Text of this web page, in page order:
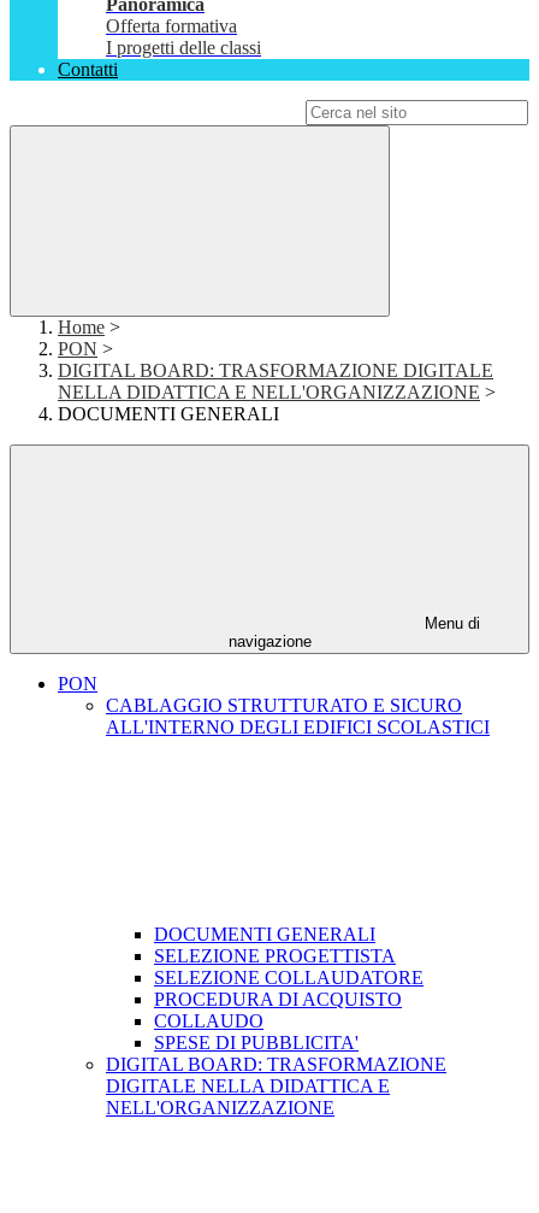
Panoramica
Offerta formativa
I progetti delle classi
Contatti
Home >
PON >
DIGITAL BOARD: TRASFORMAZIONE DIGITALE
NELLA DIDATTICA E NELL'ORGANIZZAZIONE >
DOCUMENTI GENERALI
Menu di
navigazione
PON
CABLAGGIO STRUTTURATO E SICURO
ALL'INTERNO DEGLI EDIFICI SCOLASTICI
DOCUMENTI GENERALI
SELEZIONE PROGETTISTA
SELEZIONE COLLAUDATORE
PROCEDURA DI ACQUISTO
COLLAUDO
SPESE DI PUBBLICITA'
DIGITAL BOARD: TRASFORMAZIONE
DIGITALE NELLA DIDATTICA E
NELL'ORGANIZZAZIONE